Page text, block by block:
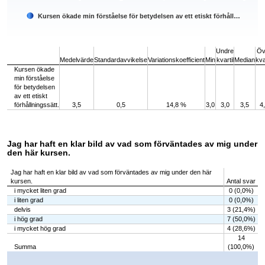
Kursen ökade min förståelse för betydelsen av ett etiskt förhåll…
MedelvärdeStandardavvikelseVariationskoefficientMin
Undre
kvartilMedian
Kursen ökade
min förståelse
för betydelsen
av ett etiskt
förhållningssätt.
3,5 0,5 14,8 % 3,0 3,0 3,5
Jag har haft en klar bild av vad som förväntades av mig under
den här kursen.
Jag har haft en klar bild av vad som förväntades av mig under den här
kursen.
Antal svar
i mycket liten grad
0 (0,0%)
i liten grad
0 (0,0%)
delvis
3 (21,4%)
i hög grad
7 (50,0%)
i mycket hög grad
4 (28,6%)
Summa
14
(100,0%)
Chart